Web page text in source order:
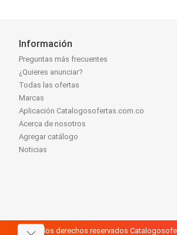
Información
Preguntas más frecuentes
¿Quieres anunciar?
Todas las ofertas
Marcas
Aplicación Catalogosofertas.com.co
Acerca de nosotros
Agregar catálogo
Noticias
Todos los derechos reservados